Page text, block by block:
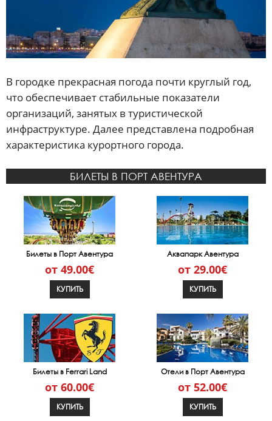
В городке прекрасная погода почти круглый год,
что обеспечивает стабильные показатели
организаций, занятых в туристической
инфраструктуре. Далее представлена подробная
характеристика курортного города.
БИЛЕТЫ В ПОРТ АВЕНТУРА
Билеты в Порт Авентура
от 49.00€
КУПИТЬ
Аквапарк Авентура
от 29.00€
КУПИТЬ
Билеты в Ferrari Land
от 60.00€
КУПИТЬ
Отели в Порт Авентура
от 52.00€
КУПИТЬ